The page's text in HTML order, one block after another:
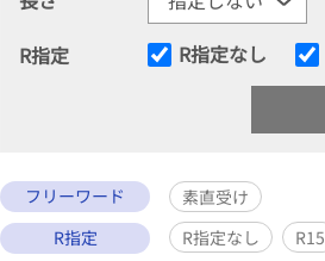
R指定
R指定なし
フリーワード
素直受け
R指定
R指定なし R15